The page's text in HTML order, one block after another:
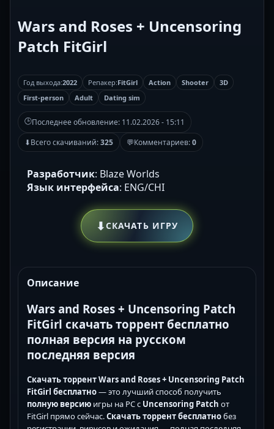
Wars and Roses + Uncensoring
Patch FitGirl
Год выхода:2022 Репакер:FitGirl Action Shooter
3D
First-person
Adult Dating sim
🕒Последнее обновление: 11.02.2026 - 15:11
⬇Всего скачиваний:325 💬Комментариев:0
Разработчик: Blaze Worlds
Язык интерфейса: ENG/CHI
⬇СКАЧАТЬ ИГРУ
Описание
Wars and Roses + Uncensoring Patch
FitGirl скачать торрент бесплатно
полная версия на русском
последняя версия
Скачать торрент Wars and Roses + Uncensoring Patch
FitGirl бесплатно— это лучший способ получить
полную версию игры на PC с Uncensoring Patch от
FitGirl прямо сейчас.Скачать торрент бесплатнобез